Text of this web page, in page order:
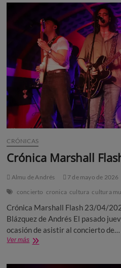
CRÓNICAS
Crónica Marshall
Almu de Andrés
7 de mayo de 2026
concierto cronica cultura cultura
Crónica Marshall Flash 23/04/
Blázquez de Andrés El pasado
ocasión de asistir al concierto de…
Ver másCrónica